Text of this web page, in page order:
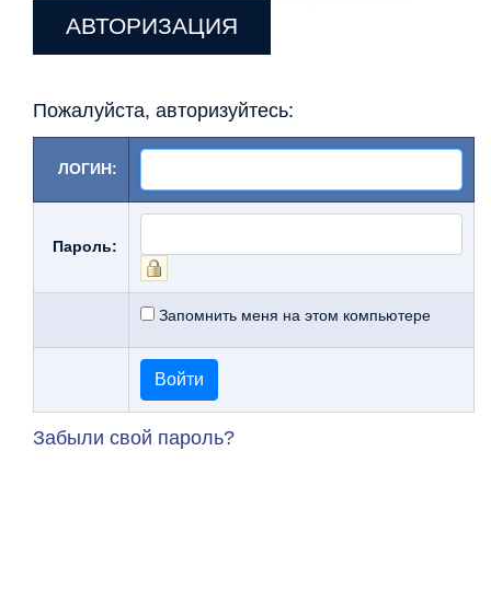
АВТОРИЗАЦИЯ
Пожалуйста, авторизуйтесь:
ЛОГИН:
Пароль:
Запомнить меня на этом компьютере
Забыли свой пароль?